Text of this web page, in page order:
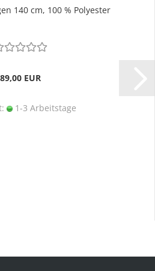
140 cm, 100 % Polyester
89,00 EUR
1-3 Arbeitstage